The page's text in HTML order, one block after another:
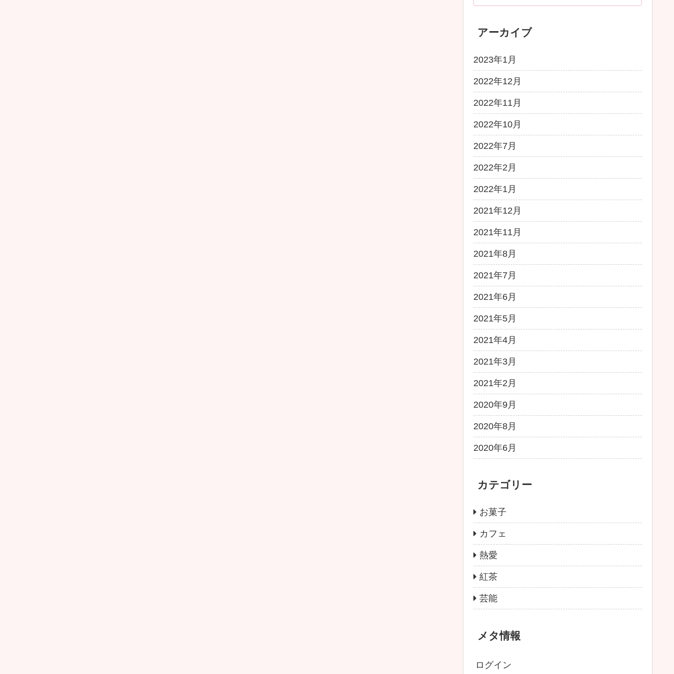
アーカイブ
2023年1月
2022年12月
2022年11月
2022年10月
2022年7月
2022年2月
2022年1月
2021年12月
2021年11月
2021年8月
2021年7月
2021年6月
2021年5月
2021年4月
2021年3月
2021年2月
2020年9月
2020年8月
2020年6月
カテゴリー
お菓子
カフェ
熱愛
紅茶
芸能
メタ情報
ログイン